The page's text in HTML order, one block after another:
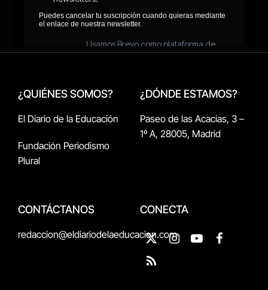
¿QUIÉNES SOMOS?
El Diario de la Educación
Fundación Periodismo
Plural
¿DÓNDE ESTAMOS?
Paseo de las Acacias, 3 –
1º A, 28005, Madrid
CONTÁCTANOS
redaccion@eldiariodelaeducacion.com
CONECTA
X
(Twitter)
InstagramYouTubeFacebook
RSS